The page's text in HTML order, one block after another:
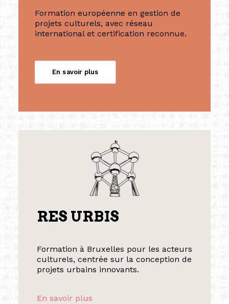
Formation européenne en gestion de
projets culturels, avec réseau
international et certification reconnue.
En savoir plus
RES URBIS
Formation à Bruxelles pour les acteurs
culturels, centrée sur la conception de
projets urbains innovants.
En savoir plus